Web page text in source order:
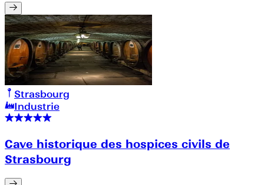
Strasbourg
Industrie
Cave historique des hospices civils de
Strasbourg